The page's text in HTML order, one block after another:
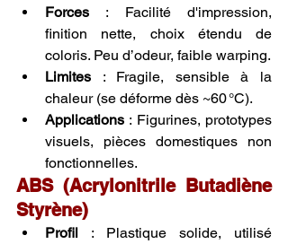
Forces : Facilité d'impression,
finition nette, choix étendu de
coloris. Peu d’odeur, faible warping.
Limites : Fragile, sensible à la
chaleur (se déforme dès ~60 °C).
Applications : Figurines, prototypes
visuels, pièces domestiques non
fonctionnelles.
ABS (Acrylonitrile Butadiène
Styrène)
Profil : Plastique solide, utilisé